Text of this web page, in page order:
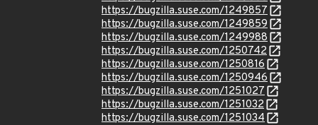
https://bugzilla.suse.com/1249857
https://bugzilla.suse.com/1249859
https://bugzilla.suse.com/1249988
https://bugzilla.suse.com/1250742
https://bugzilla.suse.com/1250816
https://bugzilla.suse.com/1250946
https://bugzilla.suse.com/1251027
https://bugzilla.suse.com/1251032
https://bugzilla.suse.com/1251034